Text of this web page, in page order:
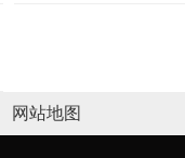
网站地图